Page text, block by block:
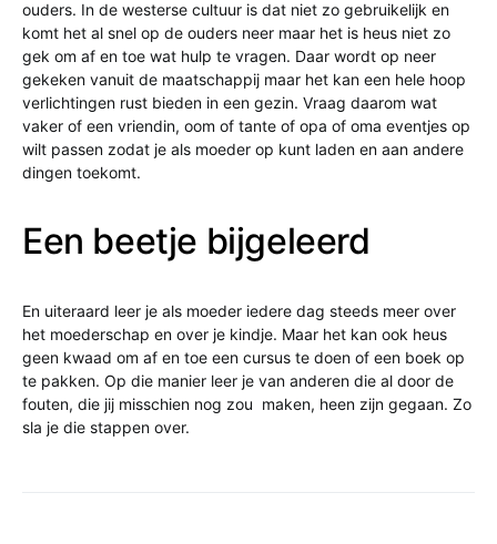
ouders. In de westerse cultuur is dat niet zo gebruikelijk en
komt het al snel op de ouders neer maar het is heus niet zo
gek om af en toe wat hulp te vragen. Daar wordt op neer
gekeken vanuit de maatschappij maar het kan een hele hoop
verlichtingen rust bieden in een gezin. Vraag daarom wat
vaker of een vriendin, oom of tante of opa of oma eventjes op
wilt passen zodat je als moeder op kunt laden en aan andere
dingen toekomt.
Een beetje bijgeleerd
En uiteraard leer je als moeder iedere dag steeds meer over
het moederschap en over je kindje. Maar het kan ook heus
geen kwaad om af en toe een cursus te doen of een boek op
te pakken. Op die manier leer je van anderen die al door de
fouten, die jij misschien nog zou maken, heen zijn gegaan. Zo
sla je die stappen over.